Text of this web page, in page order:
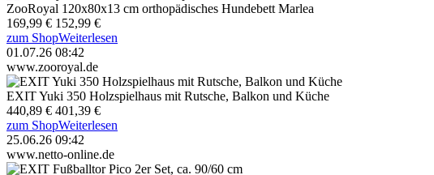
ZooRoyal 120x80x13 cm orthopädisches Hundebett Marlea
169,99 € 152,99 €
zum ShopWeiterlesen
01.07.26 08:42
www.zooroyal.de
EXIT Yuki 350 Holzspielhaus mit Rutsche, Balkon und Küche
440,89 € 401,39 €
zum ShopWeiterlesen
25.06.26 09:42
www.netto-online.de